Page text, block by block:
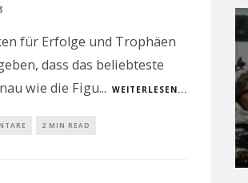
für Erfolge und Trophäen
dass das beliebteste
wie die Figu... WEITERLESEN...
2 MIN READ